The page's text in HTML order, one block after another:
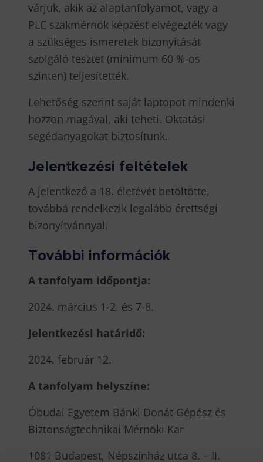
várjuk, akik az alaptanfolyamot, vagy a
PLC szakmérnök képzést elvégezték vagy
a szükséges ismeretek bizonyítását
szolgáló tesztet (minimum 60 %-os
szinten) teljesítették.
Lehetőség szerint saját laptopot mindenki
hozzon magával, aki teheti. Oktatási
segédanyagokat biztosítunk.
Jelentkezési feltételek
A jelentkező a 18. életévét betöltötte,
továbbá rendelkezik legalább érettségi
bizonyítvánnyal.
További információk
A tanfolyam időpontja:
2024. március 1-2. és 7-8.
Jelentkezési határidő:
2024. február 12.
A tanfolyam helyszíne:
Óbudai Egyetem Bánki Donát Gépész és
Biztonságtechnikai Mérnöki Kar
1081 Budapest, Népszínház utca 8. – II.